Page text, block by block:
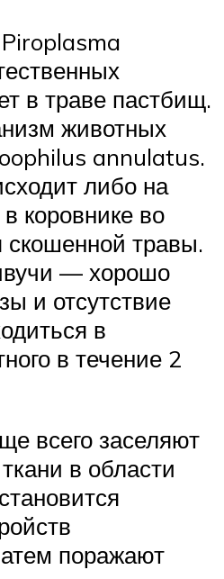
в траве пастбищ.
животных
annulatus.
либо на
коровнике во
травы.
— хорошо
и отсутствие
в
в течение 2
всего заселяют
в области
поражают